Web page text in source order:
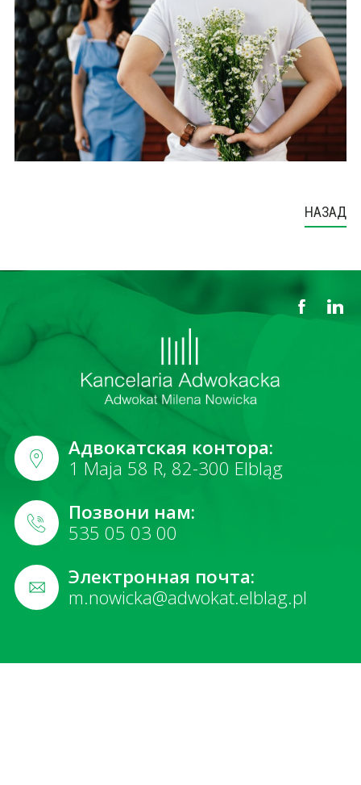
НАЗАД
Адвокатская контора:
1 Maja 58 R, 82-300 Elbląg
Позвони нам:
535 05 03 00
Электронная почта:
m.nowicka@adwokat.elblag.pl